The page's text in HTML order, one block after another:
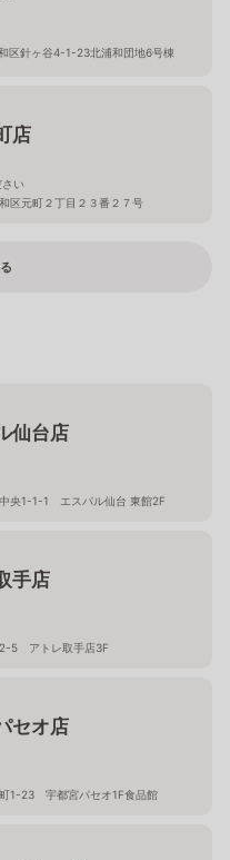
区針ヶ谷4-1-23北浦和団地6号棟
店
さい
区元町２丁目２３番２７号
仙台店
央1-1-1 エスパル仙台 東館2F
手店
5 アトレ取手店3F
セオ店
1-23 宇都宮パセオ1F食品館